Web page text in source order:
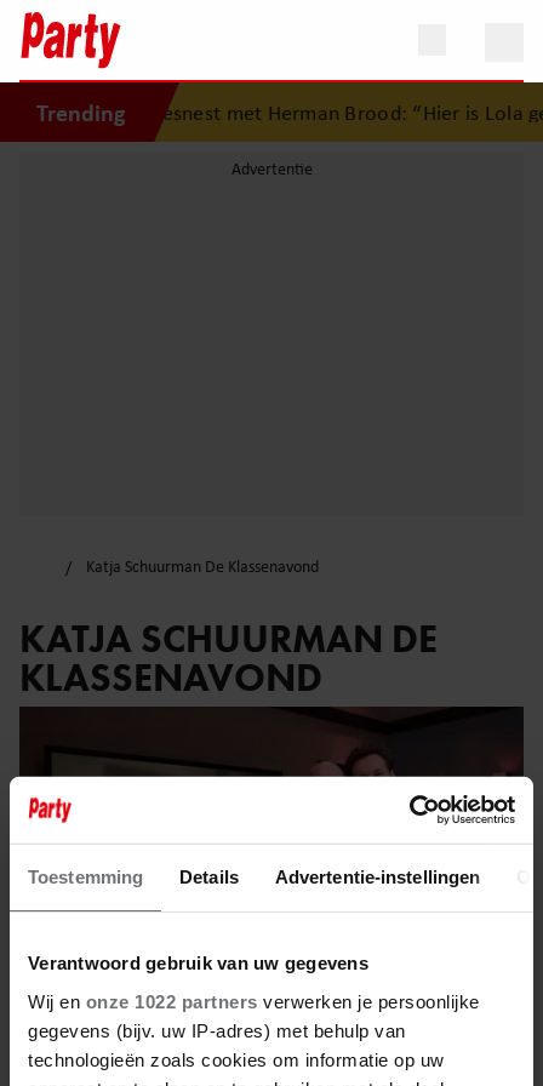
Toestemming Details Advertentie-instellingen
Verantwoord gebruik van uw gegevens
Wij en onze 1022 partners verwerken je persoonlijke
gegevens (bijv. uw IP-adres) met behulp van
technologieën zoals cookies om informatie op uw
Trending
op eerste liefdesnest met Herman Brood: “Hier is Lola
Katja Schuurman De Klassenavond
KATJA SCHUURMAN DE
KLASSENAVOND